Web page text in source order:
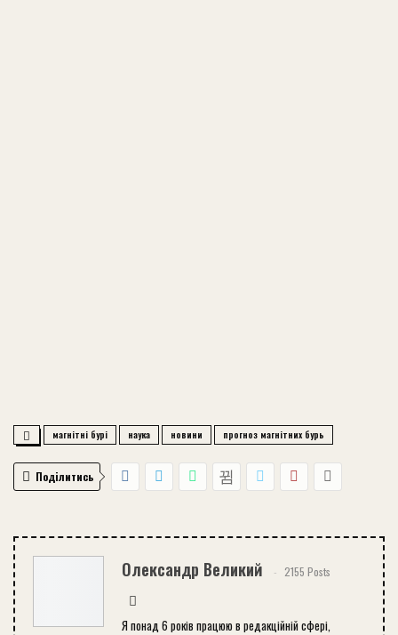
магнітні бурі наука новини прогноз магнітних бурь
Поділитись
Олександр Великий 2155 Posts
Я понад 6 років працюю в редакційній сфері,